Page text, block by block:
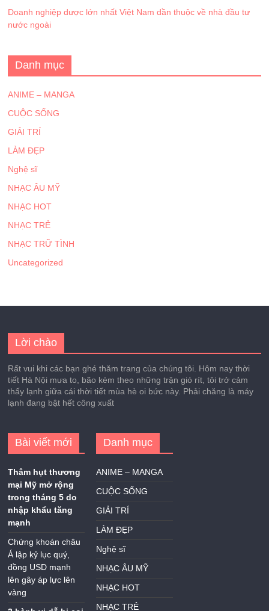
Doanh nghiệp dược lớn nhất Việt Nam dần thuộc về nhà đầu tư
nước ngoài
Danh mục
ANIME – MANGA
CUỘC SỐNG
GIẢI TRÍ
LÀM ĐẸP
Nghệ sĩ
NHẠC ÂU MỸ
NHẠC HOT
NHẠC TRẺ
NHẠC TRỮ TÌNH
Uncategorized
Lời chào
Rất vui khi các bạn ghé thăm trang của chúng tôi. Hôm nay thời
tiết Hà Nội mưa to, bão kèm theo những trận gió rít, tôi trở cảm
thấy lạnh giữa cái thời tiết mùa hè oi bức này. Phải chăng là máy
lạnh đang bật hết công xuất
Bài viết mới
Thâm hụt thương
mại Mỹ mở rộng
trong tháng 5 do
nhập khẩu tăng
mạnh
Chứng khoán châu
Á lập kỷ lục quý,
đồng USD mạnh
lên gây áp lực lên
vàng
Danh mục
ANIME – MANGA
CUỘC SỐNG
GIẢI TRÍ
LÀM ĐẸP
Nghệ sĩ
NHẠC ÂU MỸ
NHẠC HOT
NHẠC TRẺ